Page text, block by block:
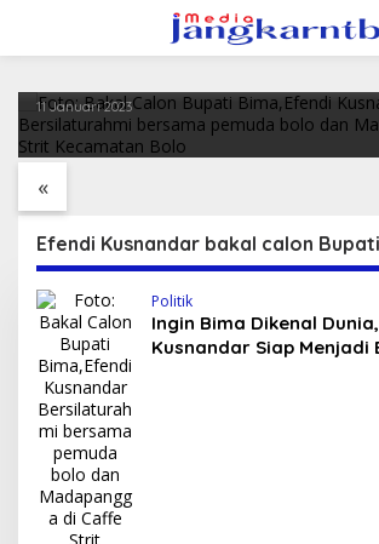
kontenIngin Bima Dikenal Dunia,Efendi
11 Januari 2023
«
Wakil Presiden
Serahkan BSU di NTB:
Anak, Bukan Rokok
Ujian
Efendi Kusnandar bakal calon
Politik
Ingin Bima Dikenal
Kusnandar Siap Menjadi